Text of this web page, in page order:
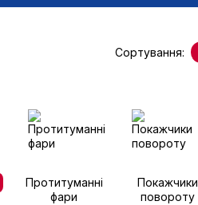
Сортування:
Протитуманні
фари
Покажчики
повороту